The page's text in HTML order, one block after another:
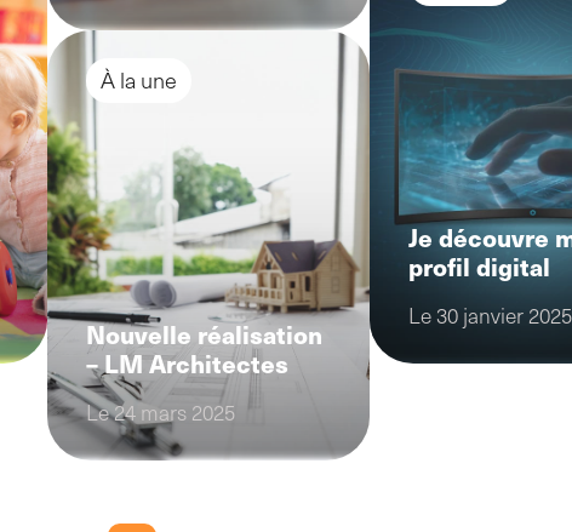
À la une
Nouvelle réalisation
– LM Architectes
Le 24 mars 2025
Je découvre
profil digital
Le 30 janvier 2025